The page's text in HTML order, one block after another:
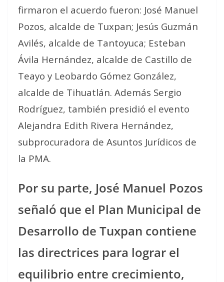
firmaron el acuerdo fueron: José Manuel
Pozos, alcalde de Tuxpan; Jesús Guzmán
Avilés, alcalde de Tantoyuca; Esteban
Ávila Hernández, alcalde de Castillo de
Teayo y Leobardo Gómez González,
alcalde de Tihuatlán. Además Sergio
Rodríguez, también presidió el evento
Alejandra Edith Rivera Hernández,
subprocuradora de Asuntos Jurídicos de
la PMA.
Por su parte, José Manuel Pozos
señaló que el Plan Municipal de
Desarrollo de Tuxpan contiene
las directrices para lograr el
equilibrio entre crecimiento,